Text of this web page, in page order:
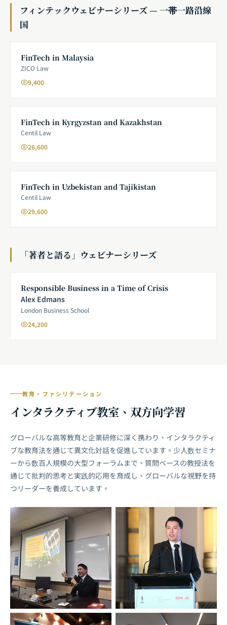
フィンテックウェビナーシリーズ — 一帯一路沿線
国
FinTech in Malaysia
ZICO Law
9,400
FinTech in Kyrgyzstan and Kazakhstan
Centil Law
26,600
FinTech in Uzbekistan and Tajikistan
Centil Law
29,600
「著者と語る」ウェビナーシリーズ
Responsible Business in a Time of Crisis
Alex Edmans
London Business School
24,200
教育・ファシリテーション
インタラクティブ教室、双方向学習
グローバルな高等教育と企業研修に深く携わり、インタラクティ
ブな教育法を通じて異文化対話を促進しています。少人数セミナ
ーから数百人規模の大型フォーラムまで、質問ベースの教授法を
通じて批判的思考と実践的応用を育成し、グローバルな視野を持
つリーダーを養成しています。